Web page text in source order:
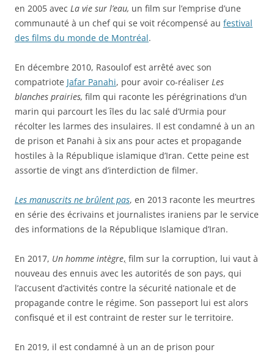
en 2005 avec La vie sur l’eau, un film sur l’emprise d’une
communauté à un chef qui se voit récompensé au festival
des films du monde de Montréal.
En décembre 2010, Rasoulof est arrêté avec son
compatriote Jafar Panahi, pour avoir co-réaliser Les
blanches prairies, film qui raconte les pérégrinations d’un
marin qui parcourt les îles du lac salé d’Urmia pour
récolter les larmes des insulaires. Il est condamné à un an
de prison et Panahi à six ans pour actes et propagande
hostiles à la République islamique d’Iran. Cette peine est
assortie de vingt ans d’interdiction de filmer.
Les manuscrits ne brûlent pas, en 2013 raconte les meurtres
en série des écrivains et journalistes iraniens par le service
des informations de la République Islamique d’Iran.
En 2017, Un homme intègre, film sur la corruption, lui vaut à
nouveau des ennuis avec les autorités de son pays, qui
l’accusent d’activités contre la sécurité nationale et de
propagande contre le régime. Son passeport lui est alors
confisqué et il est contraint de rester sur le territoire.
En 2019, il est condamné à un an de prison pour